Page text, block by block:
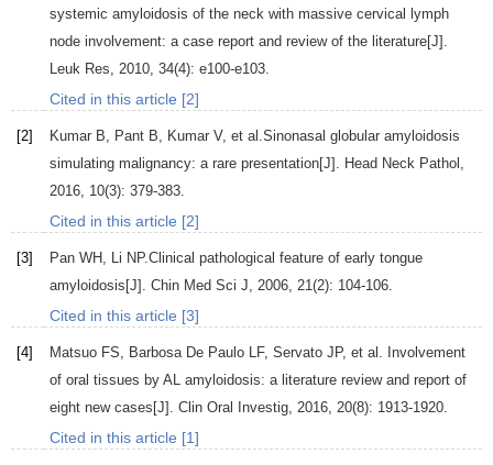
systemic amyloidosis of the neck with massive cervical lymph
node involvement: a case report and review of the literature[J].
Leuk Res, 2010, 34(4): e100-e103.
Cited in this article [2]
[2] Kumar B, Pant B, Kumar V, et al.Sinonasal globular amyloidosis
simulating malignancy: a rare presentation[J]. Head Neck Pathol ,
2016, 10(3): 379-383.
Cited in this article [2]
[3] Pan WH , Li NP.Clinical pathological feature of early tongue
amyloidosis[J]. Chin Med Sci J, 2006, 21(2): 104-106.
Cited in this article [3]
[4] Matsuo FS, Barbosa De Paulo LF, Servato JP, et al. Involvement
of oral tissues by AL amyloidosis: a literature review and report of
eight new cases[J]. Clin Oral Investig, 2016, 20(8): 1913-1920.
Cited in this article [1]